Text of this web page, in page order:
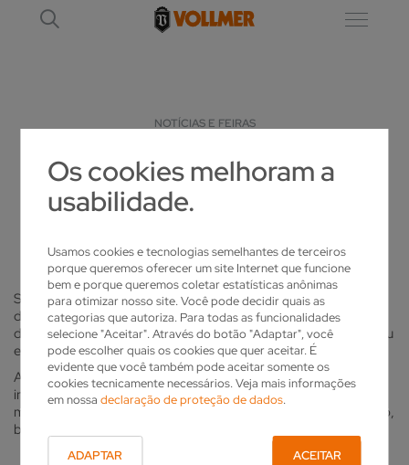
Os cookies melhoram a
usabilidade.
Usamos cookies e tecnologias semelhantes de terceiros
porque queremos oferecer um site Internet que funcione
bem e porque queremos coletar estatísticas anônimas
para otimizar nosso site. Você pode decidir quais as
categorias que autoriza. Para todas as funcionalidades
selecione "Aceitar". Através do botão "Adaptar", você
pode escolher quais os cookies que quer aceitar. É
evidente que você também pode aceitar somente os
cookies tecnicamente necessários. Veja mais informações
em nossadeclaração de proteção de dados.
ADAPTAR ACEITAR
NOTÍCIAS E FEIRAS
SEMPRE EM MOVIMENTO
Só quem conhece as exigências dos seus clientes pode
desenvolver as soluções ideais. Por isso, procuramos sempre
dialogar consigo - seja emFEIRASnacionais e internacionais ou
em treinamentosPRÓPRIOS DA EMPRESA.
Ao mesmo tempo, queremos que saiba o que nos inspira, as
inovações que temos para lhe oferecer e as novidades no
mundo da afiação e da erosão. Poderá encontrar aqui tudo isto,
bem como datas atuais.